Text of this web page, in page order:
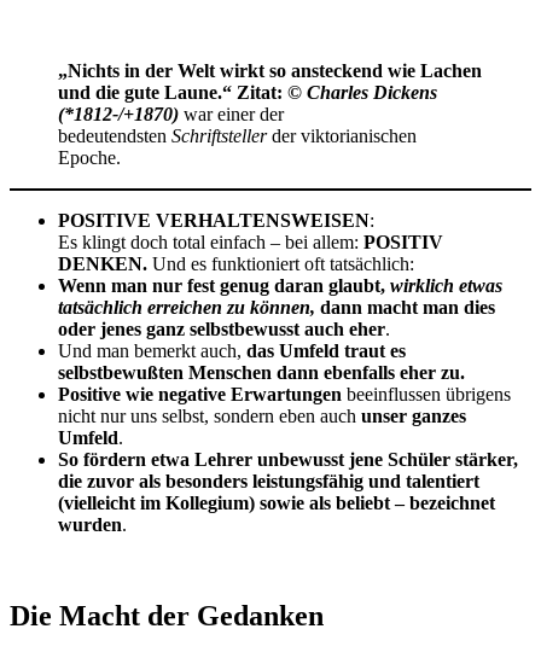
„Nichts in der Welt wirkt so ansteckend wie Lachen
und die gute Laune.“ Zitat: © Charles Dickens
(*1812-/+1870) war einer der
bedeutendsten Schriftstellerder viktorianischen
Epoche.
POSITIVE VERHALTENSWEISEN:
Es klingt doch total einfach – bei allem: POSITIV
DENKEN. Und es funktioniert oft tatsächlich:
Wenn man nur fest genug daran glaubt, wirklich etwas
tatsächlich erreichen zu können, dann macht man dies
oder jenes ganz selbstbewusst auch eher.
Und man bemerkt auch, das Umfeld traut es
selbstbewußten Menschen dann ebenfalls eher zu.
Positive wie negative Erwartungen beeinflussen übrigens
nicht nur uns selbst, sondern eben auch unser ganzes
Umfeld.
So fördern etwa Lehrer unbewusst jene Schüler stärker,
die zuvor als besonders leistungsfähig und talentiert
(vielleicht im Kollegium) sowie als beliebt – bezeichnet
wurden.
Die Macht der Gedanken